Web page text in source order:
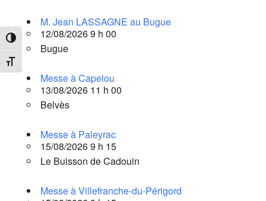
Passer en contraste élevé
Changer la taille de la police
M. Jean LASSAGNE au Bugue
12/08/2026 9 h 00
Bugue
Messe à Capelou
13/08/2026 11 h 00
Belvès
Messe à Paleyrac
15/08/2026 9 h 15
Le Buisson de Cadouin
Messe à Villefranche-du-Périgord